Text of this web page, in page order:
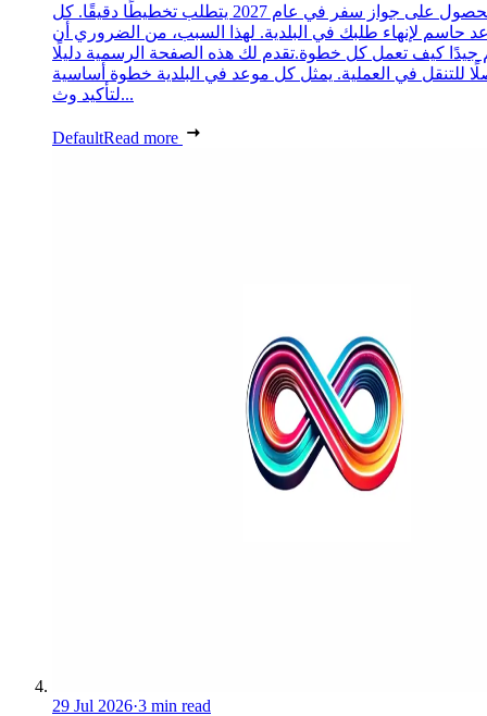
الحصول على جواز سفر في عام 2027 يتطلب تخطيطًا دقيقًا. كل
حاسم لإنهاء طلبك في البلدية. لهذا السبب، من الضروري أن
جيدًا كيف تعمل كل خطوة.تقدم لك هذه الصفحة الرسمية دليلًا
للتنقل في العملية. يمثل كل موعد في البلدية خطوة أساسية
لتأكيد وث...
DefaultRead more
29 Jul 2026·3 min read